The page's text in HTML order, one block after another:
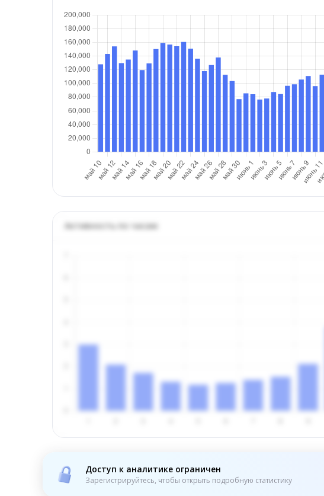
Активность по часам
Доступ к аналитике ограничен
Зарегистрируйтесь, чтобы открыть подробную статистику